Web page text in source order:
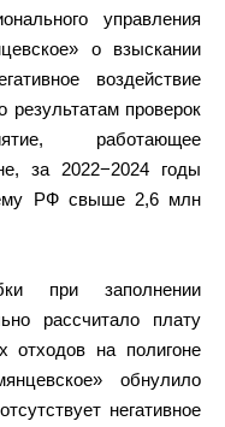
управления
о взыскании
воздействие
проверок
работающее
за 2022−2024 годы
РФ свыше 2,6 млн
при заполнении
рассчитало плату
отходов на полигоне
обнулило
негативное